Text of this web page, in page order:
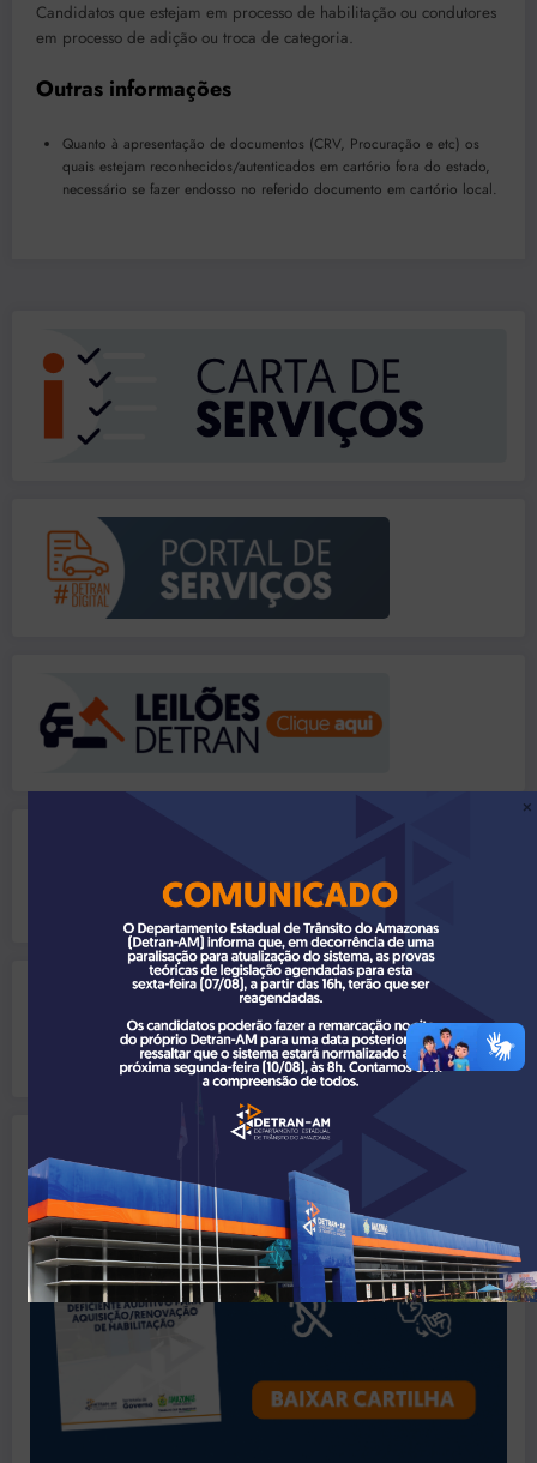
Candidatos que estejam em processo de habilitação ou condutores
em processo de adição ou troca de categoria.
Outras informações
Quanto à apresentação de documentos (CRV, Procuração e etc) os
quais estejam reconhecidos/autenticados em cartório fora do estado,
necessário se fazer endosso no referido documento em cartório local.